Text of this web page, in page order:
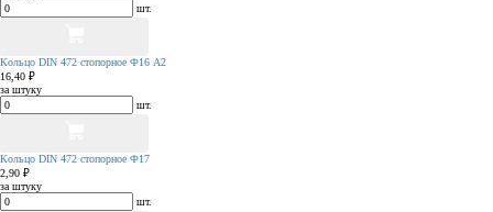
шт.
Кольцо DIN 472 стопорное Ф16 А2
16,40 ₽
за штуку
шт.
Кольцо DIN 472 стопорное Ф17
2,90 ₽
за штуку
шт.